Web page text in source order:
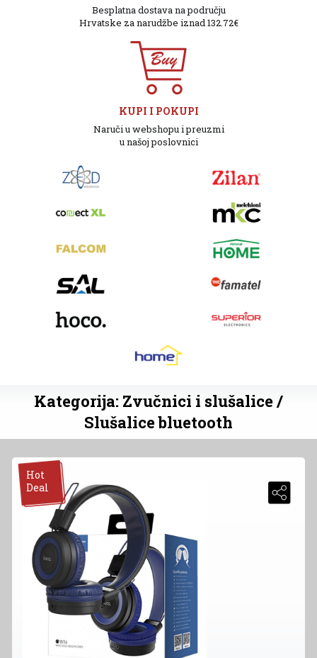
Besplatna dostava na području
Hrvatske za narudžbe iznad 132.72€
KUPI I POKUPI
Naruči u webshopu i preuzmi
u našoj poslovnici
Kategorija: Zvučnici i slušalice /
Slušalice bluetooth
Hot
Deal